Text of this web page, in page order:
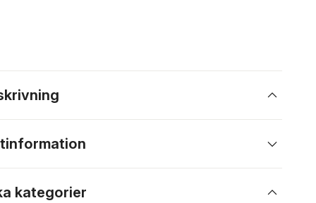
kategorier